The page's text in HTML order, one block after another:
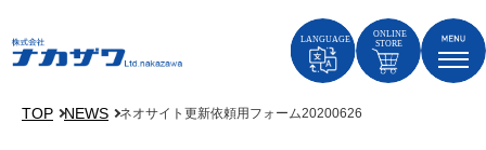
TOP NEWS ネオサイト更新依頼用フォーム20200626